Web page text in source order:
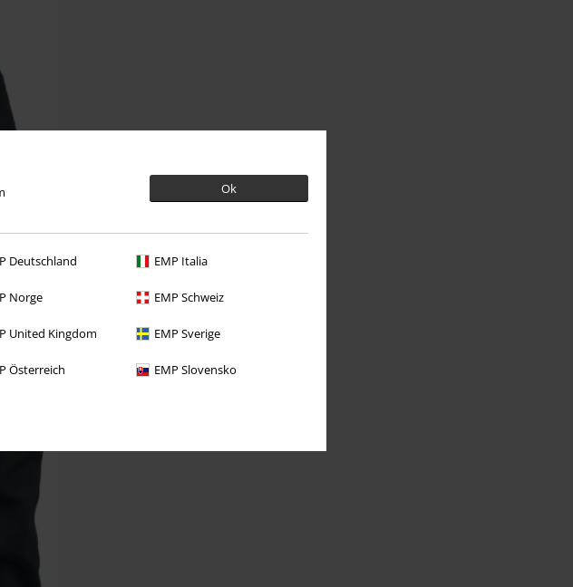
Ok
Deutschland EMP Italia
Norge EMP Schweiz
United Kingdom EMP Sverige
Österreich EMP Slovensko